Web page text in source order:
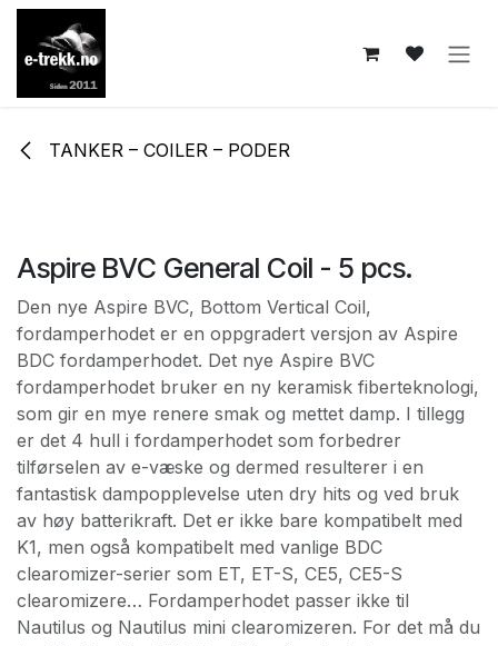
Skip to Content
TANKER – COILER – PODER
Aspire BVC General Coil - 5 pcs.
Den nye Aspire BVC, Bottom Vertical Coil,
fordamperhodet er en oppgradert versjon av Aspire
BDC fordamperhodet. Det nye Aspire BVC
fordamperhodet bruker en ny keramisk fiberteknologi,
som gir en mye renere smak og mettet damp. I tillegg
er det 4 hull i fordamperhodet som forbedrer
tilførselen av e-væske og dermed resulterer i en
fantastisk dampopplevelse uten dry hits og ved bruk
av høy batterikraft. Det er ikke bare kompatibelt med
K1, men også kompatibelt med vanlige BDC
clearomizer-serier som ET, ET-S, CE5, CE5-S
clearomizere… Fordamperhodet passer ikke til
Nautilus og Nautilus mini clearomizeren. For det må du